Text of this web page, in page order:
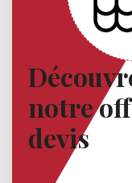
notre
devis